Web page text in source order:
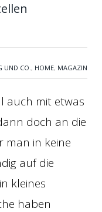
UND CO., HOME, MAGAZIN
auch mit etwas
doch an die
man in keine
auf die
kleines
haben